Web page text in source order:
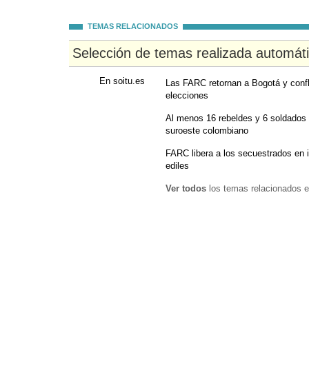
TEMAS RELACIONADOS
Selección de temas realizada
En soitu.es
Las FARC retornan a Bogotá y
elecciones
Al menos 16 rebeldes y 6
suroeste colombiano
FARC libera a los secuestrados
ediles
Ver todos los temas relacionados